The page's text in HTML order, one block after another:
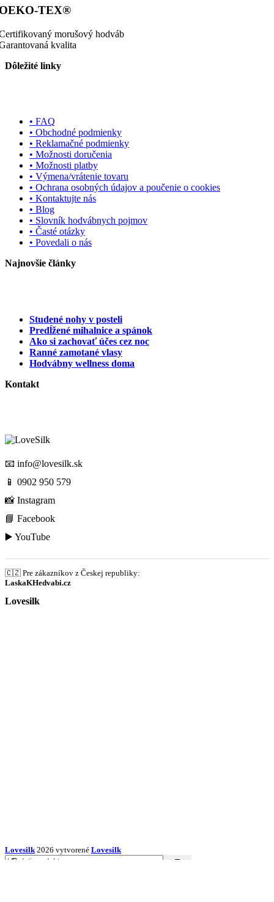
TEX®
morušový hodváb
kvalita
Dôležité linky
• FAQ
• Obchodné podmienky
• Reklamačné podmienky
• Možnosti doručenia
• Možnosti platby
• Výmena/vrátenie tovaru
• Ochrana osobných údajov a poučenie o cookies
• Kontaktujte nás
• Blog
• Slovník hodvábnych pojmov
• Časté otázky
• Povedali o nás
Najnovšie články
Studené nohy v posteli
Predĺžené mihalnice a spánok
Ako si zachovať účes cez noc
Ranné zamotané vlasy
Hodvábny wellness doma
Kontakt
📧 info@lovesilk.sk
📱 0902 950 579
📸 Instagram
📘 Facebook
▶️ YouTube
🇨🇿 Pre zákazníkov z Českej republiky:
LaskaKHedvabi.cz
Lovesilk
Lovesilk 2026 vytvorené Lovesilk